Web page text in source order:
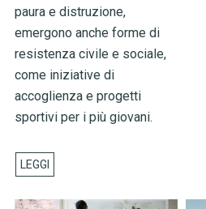
paura e distruzione,
emergono anche forme di
resistenza civile e sociale,
come iniziative di
accoglienza e progetti
sportivi per i più giovani.